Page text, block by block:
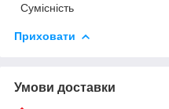
Сумісність
Приховати
Умови доставки